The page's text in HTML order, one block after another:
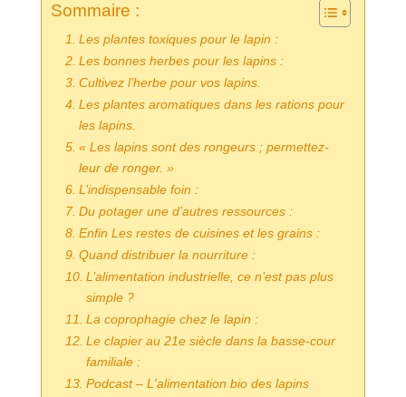
Sommaire :
Les plantes toxiques pour le lapin :
Les bonnes herbes pour les lapins :
Cultivez l’herbe pour vos lapins.
Les plantes aromatiques dans les rations pour
les lapins.
« Les lapins sont des rongeurs ; permettez-
leur de ronger. »
L’indispensable foin :
Du potager une d’autres ressources :
Enfin Les restes de cuisines et les grains :
Quand distribuer la nourriture :
L’alimentation industrielle, ce n’est pas plus
simple ?
La coprophagie chez le lapin :
Le clapier au 21e siècle dans la basse-cour
familiale :
Podcast – L'alimentation bio des lapins